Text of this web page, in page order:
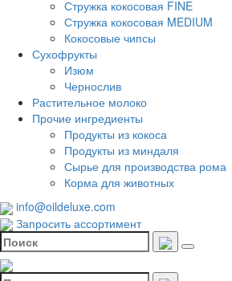
Стружка кокосовая FINE
Стружка кокосовая MEDIUM
Кокосовые чипсы
Сухофрукты
Изюм
Чернослив
Растительное молоко
Прочие ингредиенты
Продукты из кокоса
Продукты из миндаля
Сырье для производства рома
Корма для животных
info@oildeluxe.com
Запросить ассортимент